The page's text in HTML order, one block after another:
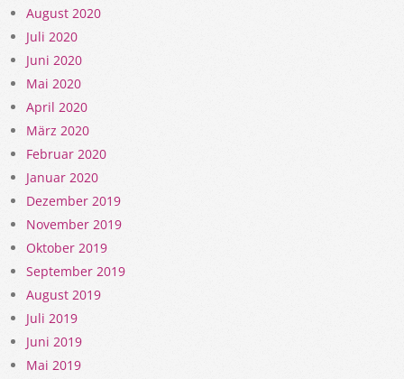
August 2020
Juli 2020
Juni 2020
Mai 2020
April 2020
März 2020
Februar 2020
Januar 2020
Dezember 2019
November 2019
Oktober 2019
September 2019
August 2019
Juli 2019
Juni 2019
Mai 2019